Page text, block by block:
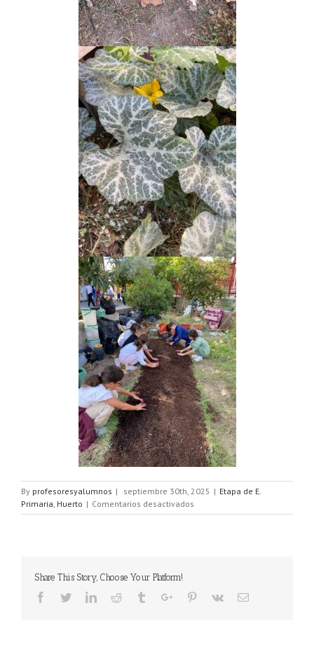
By profesoresyalumnos | septiembre 30th, 2025 | Etapa de E.
Primaria, Huerto | Comentarios desactivados
🎃
preparación
Share This Story, Choose Your Platform!
Facebook
TwitterLinkedinReddit TumblrGoogle+Pinterest
Vk Email